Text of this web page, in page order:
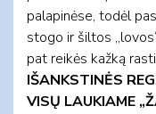
palapinėse, todėl
stogo ir šiltos
pat reikės kažką
IŠANKSTINĖS
VISŲ LAUKIAME